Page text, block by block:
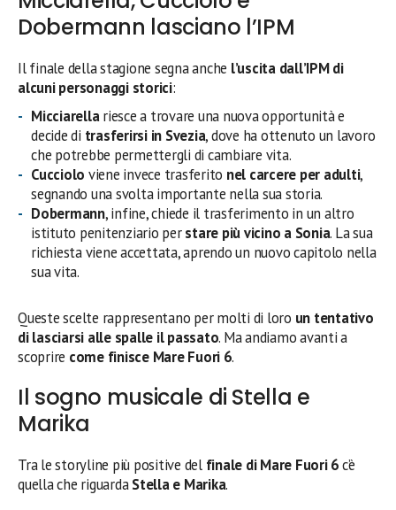
Dobermann lasciano l’IPM
Il finale della stagione segna anche l’uscita dall’IPM di
alcuni personaggi storici:
Micciarellariesce a trovare una nuova opportunità e
decide di trasferirsi in Svezia, dove ha ottenuto un lavoro
che potrebbe permettergli di cambiare vita.
Cucciolo viene invece trasferito nel carcere per adulti,
segnando una svolta importante nella sua storia.
Dobermann, infine, chiede il trasferimento in un altro
istituto penitenziario perstare più vicino a Sonia. La sua
richiesta viene accettata, aprendo un nuovo capitolo nella
sua vita.
Queste scelte rappresentano per molti di loro un tentativo
di lasciarsi alle spalle il passato. Ma andiamo avanti a
scoprire come finisce Mare Fuori 6.
Il sogno musicale di Stella e
Marika
Tra le storyline più positive del finale di Mare Fuori 6c’è
quella che riguardaStella e Marika.